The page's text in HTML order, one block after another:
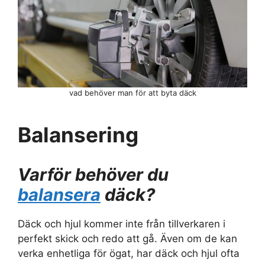
Balansering
Varför behöver du
balansera däck?
Däck och hjul kommer inte från tillverkaren i
perfekt skick och redo att gå. Även om de kan
verka enhetliga för ögat, har däck och hjul ofta
vad behöver man för att byta däck